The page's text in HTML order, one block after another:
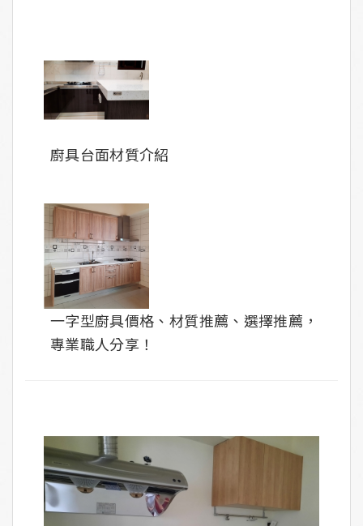
廚具台面材質介紹
一字型廚具價格、材質推薦、選擇推薦，
專業職人分享！